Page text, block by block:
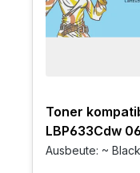
Toner
LBP633Cdw
Ausbeute: ~